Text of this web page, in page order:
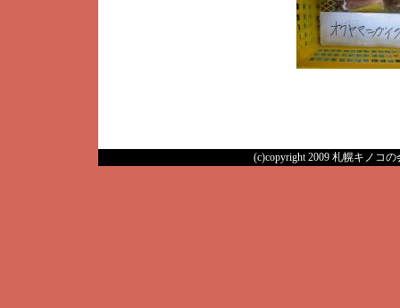
(c)copyright 2009 札幌キノコ